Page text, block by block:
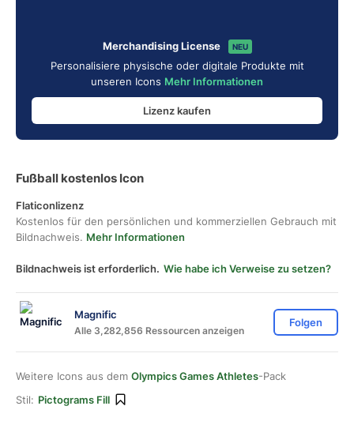
Merchandising License NEU
Personalisiere physische oder digitale Produkte mit
unseren Icons Mehr Informationen
Lizenz kaufen
Fußball kostenlos Icon
Flaticonlizenz
Kostenlos für den persönlichen und kommerziellen Gebrauch mit
Bildnachweis. Mehr Informationen
Bildnachweis ist erforderlich. Wie habe ich Verweise zu setzen?
Magnific
Alle 3,282,856 Ressourcen anzeigen
Folgen
Weitere Icons aus dem Olympics Games Athletes-Pack
Stil: Pictograms Fill